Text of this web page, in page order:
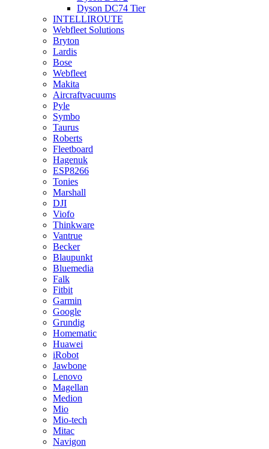
Dyson DC74 Tier
INTELLIROUTE
Webfleet Solutions
Bryton
Lardis
Bose
Webfleet
Makita
Aircraftvacuums
Pyle
Symbo
Taurus
Roberts
Fleetboard
Hagenuk
ESP8266
Tonies
Marshall
DJI
Viofo
Thinkware
Vantrue
Becker
Blaupunkt
Bluemedia
Falk
Fitbit
Garmin
Google
Grundig
Homematic
Huawei
iRobot
Jawbone
Lenovo
Magellan
Medion
Mio
Mio-tech
Mitac
Navigon